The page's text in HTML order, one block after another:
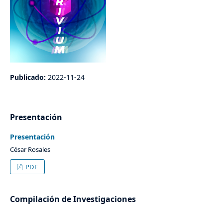
Publicado: 2022-11-24
Presentación
Presentación
César Rosales
PDF
Compilación de Investigaciones